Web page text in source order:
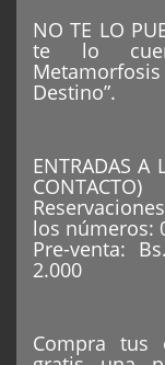
NO TE LO
te lo
Destino”.
ENTRADAS A
CONTACTO)
los números:
Pre-venta:
2.000
Compra tus